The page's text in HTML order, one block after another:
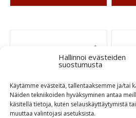
Hallinnoi evästeiden
suostumusta
Käytämme evästeitä, tallentaaksemme ja/tai
Näiden tekniikoiden hyväksyminen antaa
käsitellä tietoja, kuten selauskäyttäytymistä
muuttaa valintojasi asetuksista.